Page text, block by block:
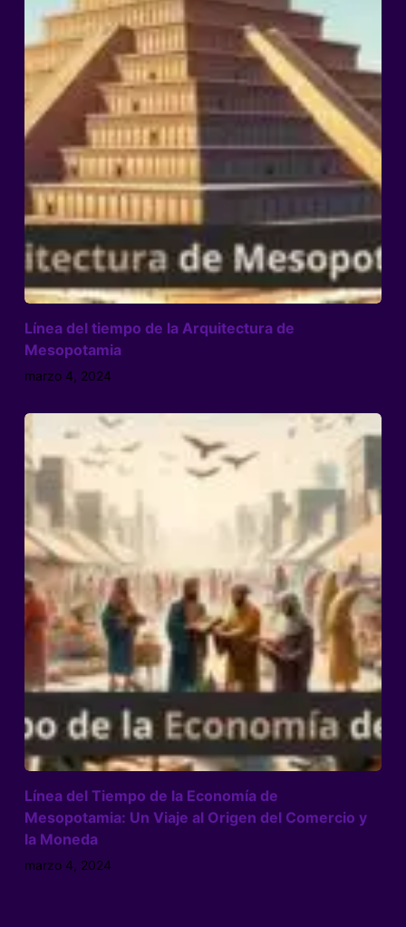
Línea del tiempo de la Arquitectura de
Mesopotamia
marzo 4, 2024
Línea del Tiempo de la Economía de
Mesopotamia: Un Viaje al Origen del Comercio y
la Moneda
marzo 4, 2024